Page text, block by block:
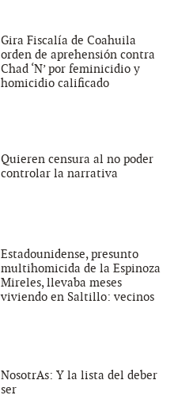
Gira Fiscalía de Coahuila
orden de aprehensión contra
Chad ‘N’ por feminicidio y
homicidio calificado
Quieren censura al no poder
controlar la narrativa
Estadounidense, presunto
multihomicida de la Espinoza
Mireles, llevaba meses
viviendo en Saltillo: vecinos
NosotrAs: Y la lista del deber
ser